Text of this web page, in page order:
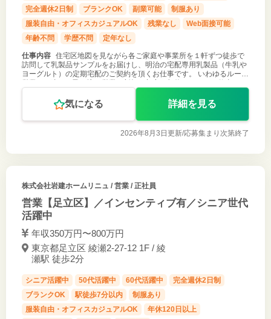
完全週休2日制
ブランクOK 副業可能
制服あり
服装自由・オフィスカジュアルOK
残業なし
Web面接可能
年齢不問
学歴不問 定年なし
仕事内容 住宅区地図を見ながら各ご家庭や事業所を１軒ずつ徒歩で
訪問して乳製品サンプルをお届けし、明治の宅配専用乳製品（牛乳や
ヨーグルト）の定期宅配のご契約を頂くお仕事です。 いわゆるルート
気になる 詳細を見る
2026年8月3日更新/応募集まり次第終了
株式会社岩建ホームリニュ / 営業 / 正社員
営業【足立区】／インセンティブ有／シニア世代
活躍中
年収350万円〜800万円
東京都足立区 綾瀬2-27-12 1F / 綾
瀬駅 徒歩2分
シニア活躍中 50代活躍中 60代活躍中
完全週休2日制
ブランクOK
駅徒歩7分以内
制服あり
服装自由・オフィスカジュアルOK
年休120日以上